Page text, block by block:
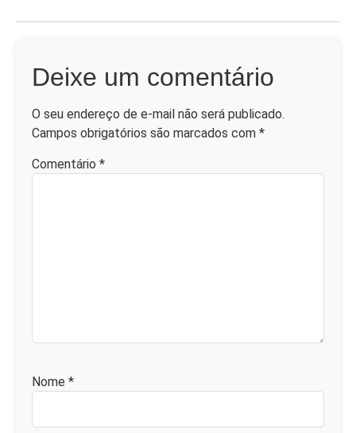
Deixe um comentário
O seu endereço de e-mail não será publicado.
Campos obrigatórios são marcados com *
Comentário *
Nome *